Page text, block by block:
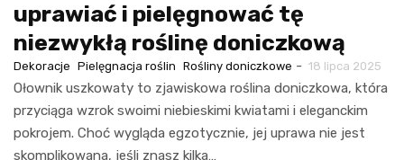
uprawiać i pielęgnować tę
niezwykłą roślinę doniczkową
Dekoracje Pielęgnacja roślin Rośliny doniczkowe - 18 lipca 2025
Ołownik uszkowaty to zjawiskowa roślina doniczkowa, która
przyciąga wzrok swoimi niebieskimi kwiatami i eleganckim
pokrojem. Choć wygląda egzotycznie, jej uprawa nie jest
skomplikowana, jeśli znasz kilka…